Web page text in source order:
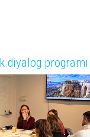
diyalog programı